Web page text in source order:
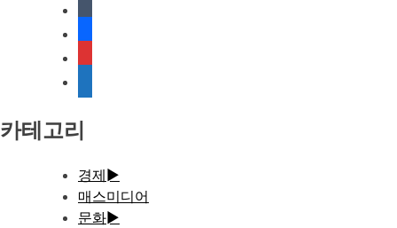
document
카테고리
경제►
매스미디어
문화►